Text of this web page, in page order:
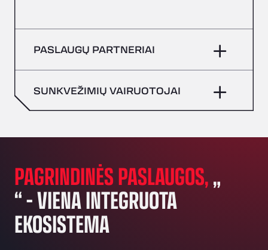
PASLAUGŲ PARTNERIAI
SUNKVEŽIMIŲ VAIRUOTOJAI
PAGRINDINĖS PASLAUGOS,„
“ – VIENA INTEGRUOTA
EKOSISTEMA